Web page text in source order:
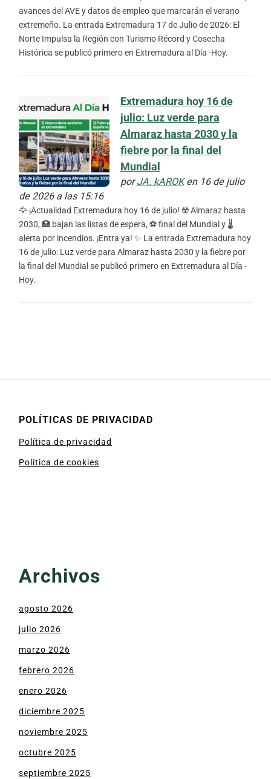
avances del AVE y datos de empleo que marcarán el verano
extremeño. La entrada Extremadura 17 de Julio de 2026: El
Norte Impulsa la Región con Turismo Récord y Cosecha
Histórica se publicó primero en Extremadura al Día -Hoy.
Extremadura hoy 16 de
julio: Luz verde para
Almaraz hasta 2030 y la
fiebre por la final del
Mundial
porJA. kAROKen 16 de julio
de 2026 a las 15:16
🦅 ¡Actualidad Extremadura hoy 16 de julio! ☢️ Almaraz hasta
2030, 🏥 bajan las listas de espera, ⚽ final del Mundial y 🌡️
alerta por incendios. ¡Entra ya! ✨ La entrada Extremadura hoy
16 de julio: Luz verde para Almaraz hasta 2030 y la fiebre por
la final del Mundial se publicó primero en Extremadura al Día -
Hoy.
POLÍTICAS DE PRIVACIDAD
Política de privacidad
Política de cookies
Archivos
agosto 2026
julio 2026
marzo 2026
febrero 2026
enero 2026
diciembre 2025
noviembre 2025
octubre 2025
septiembre 2025